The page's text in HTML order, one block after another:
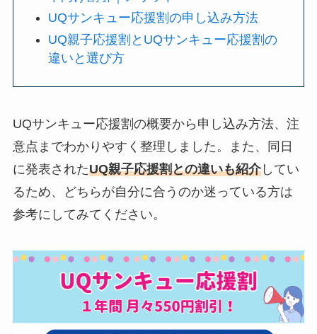
UQサンキュー応援割の申し込み方法
UQ親子応援割とUQサンキュー応援割の
違いと選び方
UQサンキュー応援割の概要から申し込み方法、注
意点までわかりやすく整理しました。また、同日
に発表されたUQ親子応援割との違いも紹介してい
るため、どちらが自分に合うのか迷っている方は
参考にしてみてください。